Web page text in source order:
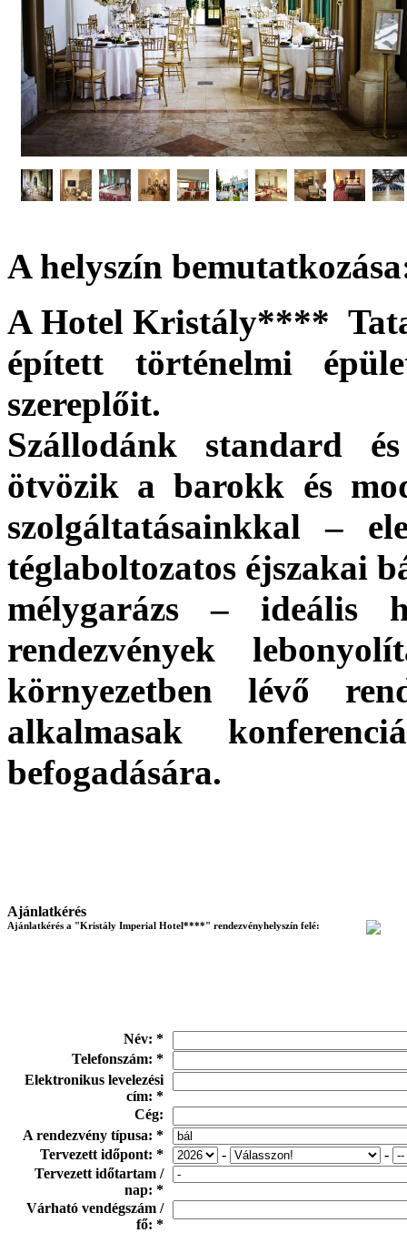
A helyszín
A Hotel Kristály**** Tata
épített történelmi
szereplőit.
Szállodánk standard
ötvözik a barokk és
szolgáltatásainkkal –
téglaboltozatos éjszakai
mélygarázs – ideális
rendezvények
környezetben lévő
alkalmasak
befogadására.
Ajánlatkérés
Ajánlatkérés a "Kristály Imperial Hotel****" rendezvényhelyszín felé:
Név: *
Telefonszám: *
Elektronikus levelezési
cím: *
Cég:
A rendezvény típusa: *
Tervezett időpont: *
-
-
Tervezett időtartam /
nap: *
Várható vendégszám /
fő: *